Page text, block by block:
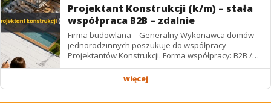
Projektant Konstrukcji (k/m) – stała
współpraca B2B – zdalnie
Firma budowlana – Generalny Wykonawca domów
jednorodzinnych poszukuje do współpracy
Projektantów Konstrukcji. Forma współpracy: B2B /
podwykonawstwo – zdalnie. Wynagrodzenie: ✔
więcej